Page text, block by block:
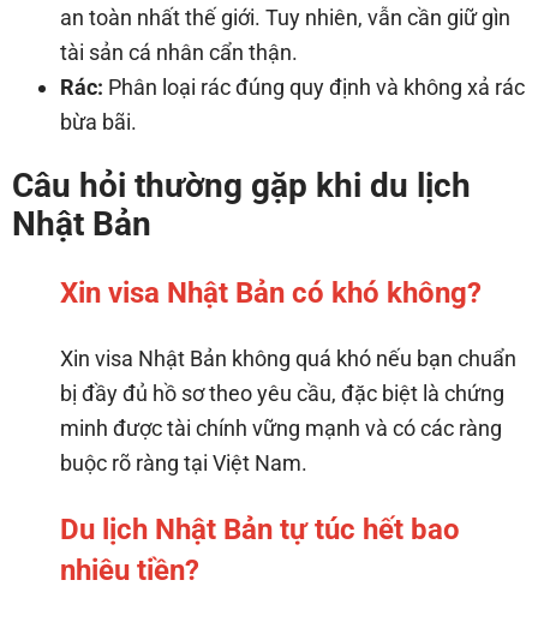
an toàn nhất thế giới. Tuy nhiên, vẫn cần giữ gìn
tài sản cá nhân cẩn thận.
Rác: Phân loại rác đúng quy định và không xả rác
bừa bãi.
Câu hỏi thường gặp khi du lịch
Nhật Bản
Xin visa Nhật Bản có khó không?
Xin visa Nhật Bản không quá khó nếu bạn chuẩn
bị đầy đủ hồ sơ theo yêu cầu, đặc biệt là chứng
minh được tài chính vững mạnh và có các ràng
buộc rõ ràng tại Việt Nam.
Du lịch Nhật Bản tự túc hết bao
nhiêu tiền?